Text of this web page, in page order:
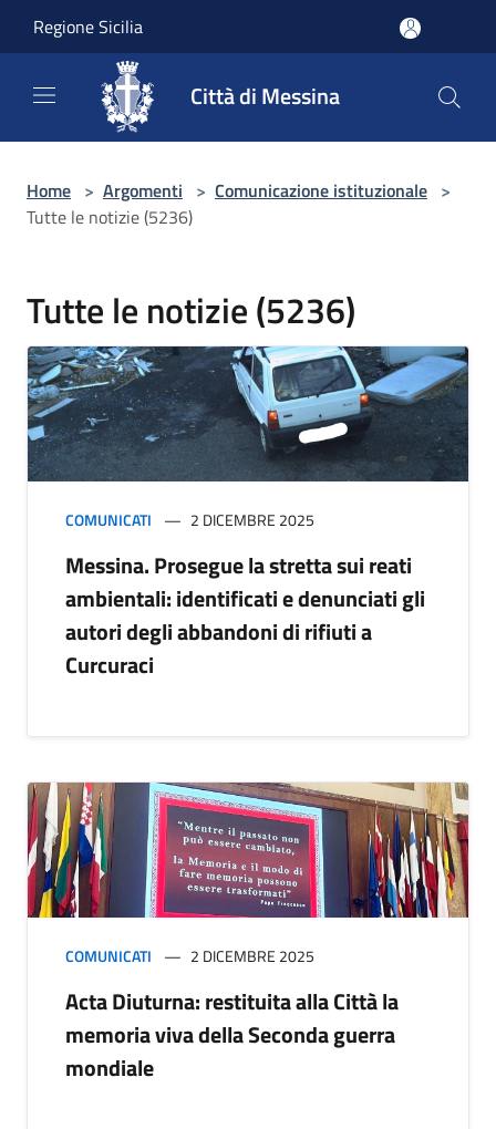
Regione Sicilia
Città di Messina
Home > Argomenti > Comunicazione istituzionale >
Tutte le notizie (5236)
Tutte le notizie (5236)
COMUNICATI 2 DICEMBRE 2025
Messina. Prosegue la stretta sui reati
ambientali: identificati e denunciati gli
autori degli abbandoni di rifiuti a
Curcuraci
COMUNICATI 2 DICEMBRE 2025
Acta Diuturna: restituita alla Città la
memoria viva della Seconda guerra
mondiale